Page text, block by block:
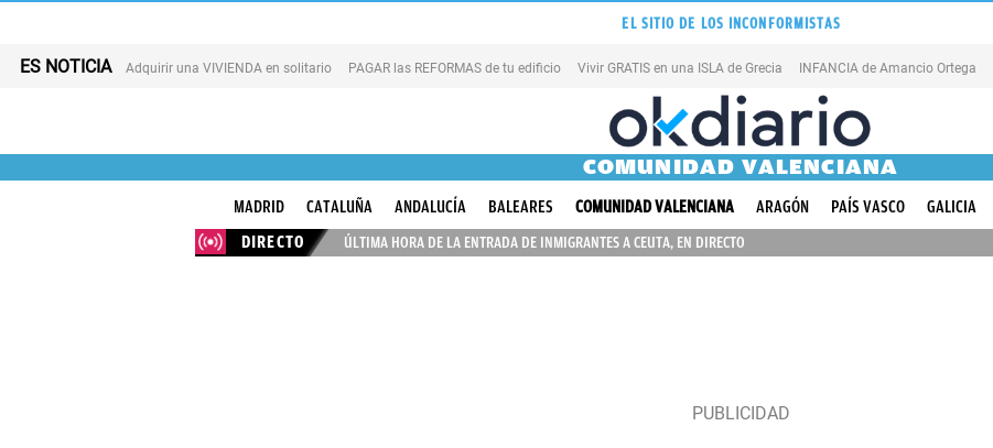
EL SITIO DE LOS INCONFORMISTAS
ES NOTICIA Adquirir una VIVIENDA en solitario PAGAR las REFORMAS de tu edificio Vivir GRATIS en una ISLA de Grecia INFANCIA de Amancio Ortega
COMUNIDAD VALENCIANA
MADRID CATALUÑA ANDALUCÍA BALEARES COMUNIDAD VALENCIANA ARAGÓN PAÍS VASCO GALICIA
DIRECTO
ÚLTIMA HORA DE LA ENTRADA DE INMIGRANTES A CEUTA, EN DIRECTO